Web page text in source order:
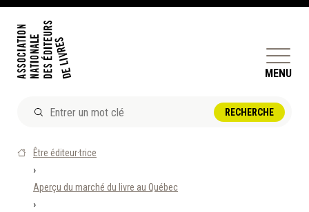
MENU
DOSSIERS ET ENJEUX
ÊTRE ÉDITEUR·TRICE
Être éditeur·trice
›
Aperçu du marché du livre au Québec
›